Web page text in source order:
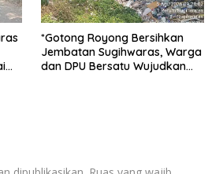
*Gotong Royong Bersihkan
Jembatan Sugihwaras, Warga
dan DPU Bersatu Wujudkan